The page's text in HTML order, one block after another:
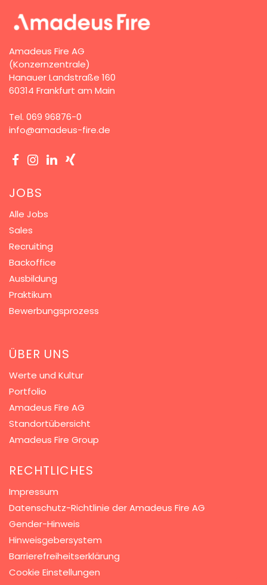
Amadeus Fire AG
(Konzernzentrale)
Hanauer Landstraße 160
60314 Frankfurt am Main
Tel. 069 96876-0
info@amadeus-fire.de
JOBS
Alle Jobs
Sales
Recruiting
Backoffice
Ausbildung
Praktikum
Bewerbungsprozess
ÜBER UNS
Werte und Kultur
Portfolio
Amadeus Fire AG
Standortübersicht
Amadeus Fire Group
RECHTLICHES
Impressum
Datenschutz-Richtlinie der Amadeus Fire AG
Gender-Hinweis
Hinweisgebersystem
Barrierefreiheitserklärung
Cookie Einstellungen